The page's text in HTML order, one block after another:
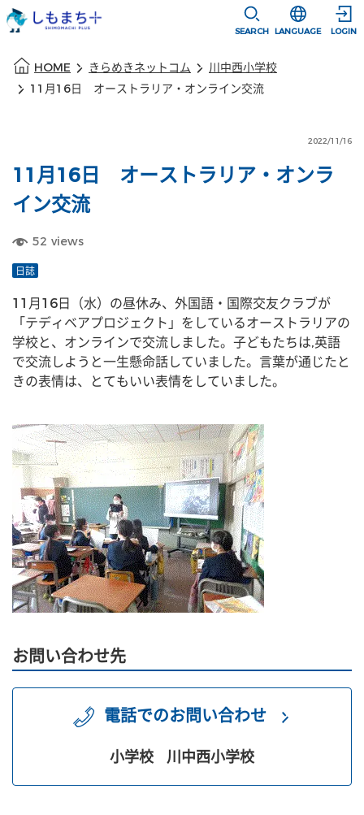
SEARCH
選択すると言
LANGUAGE LOGIN
HOME きらめきネットコム
川中西小学校
11月16日 オーストラリア・オンライン交流
2022/11/16
11月16日 オーストラリア・オンラ
イン交流
52 views
日誌
11月16日（水）の昼休み、外国語・国際交友クラブが
「テディベアプロジェクト」をしているオーストラリアの
学校と、オンラインで交流しました。子どもたちは,英語
で交流しようと一生懸命話していました。言葉が通じたと
きの表情は、とてもいい表情をしていました。
お問い合わせ先
電話でのお問い合わせ
小学校 川中西小学校